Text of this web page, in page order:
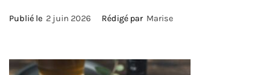
Publié le 2 juin 2026 Rédigé par Marise